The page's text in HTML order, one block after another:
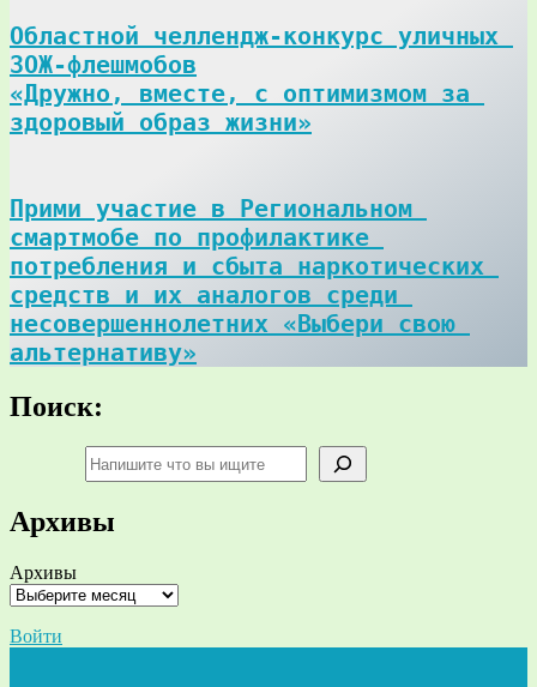
Областной челлендж-конкурс уличных
ЗОЖ-флешмобов
«Дружно, вместе, с оптимизмом за
здоровый образ жизни»
Прими участие в Региональном
смартмобе по профилактике
потребления и сбыта наркотических
средств и их аналогов среди
несовершеннолетних «Выбери свою
альтернативу»
Поиск:
Архивы
Архивы
Войти